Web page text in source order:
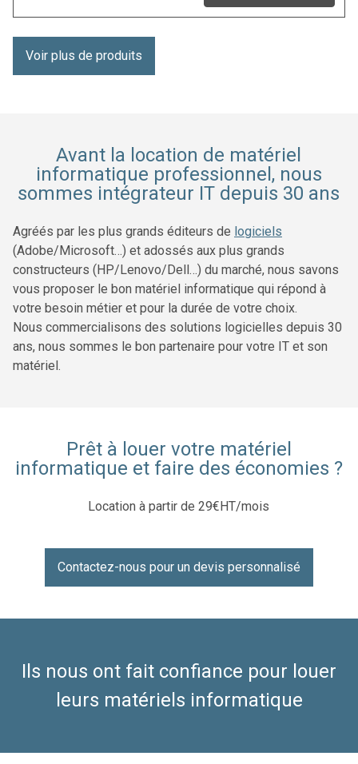
Voir plus de produits
Avant la location de matériel
informatique professionnel, nous
sommes intégrateur IT depuis 30 ans
Agréés par les plus grands éditeurs de logiciels
(Adobe/Microsoft…) et adossés aux plus grands
constructeurs (HP/Lenovo/Dell…) du marché, nous savons
vous proposer le bon matériel informatique qui répond à
votre besoin métier et pour la durée de votre choix.
Nous commercialisons des solutions logicielles depuis 30
ans, nous sommes le bon partenaire pour votre IT et son
matériel.
Prêt à louer votre matériel
informatique et faire des économies ?
Location à partir de 29€HT/mois
Contactez-nous pour un devis personnalisé
Ils nous ont fait confiance pour louer
leurs matériels informatique